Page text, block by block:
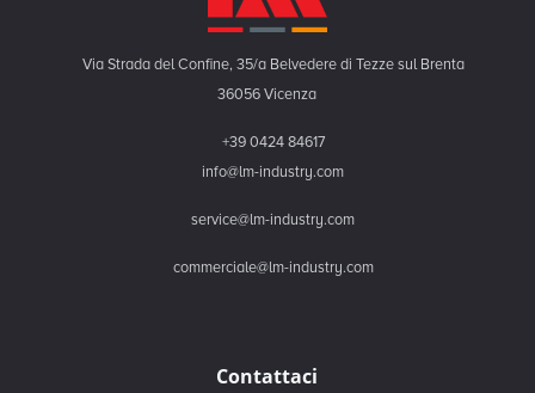
Via Strada del Confine, 35/a Belvedere di Tezze sul Brenta
36056 Vicenza
+39 0424 84617
info@lm-industry.com
service@lm-industry.com
commerciale@lm-industry.com
Contattaci